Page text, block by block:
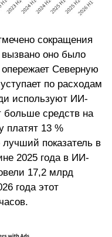
сокращения
оно было
Северную
по расходам
используют ИИ-
больше средств на
платят 13 %
показатель в
2025 года в ИИ-
17,2 млрд
года этот